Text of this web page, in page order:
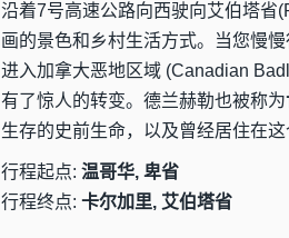
沿着7号高速公路向西驶向艾伯塔省
画的景色和乡村生活方式。当您慢
进入加拿大恶地区域 (Canadian
有了惊人的转变。德兰赫勒也被称为
生存的史前生命，以及曾经居住在这
行程起点: 温哥华, 卑省
行程终点: 卡尔加里, 艾伯塔省